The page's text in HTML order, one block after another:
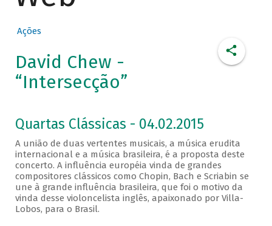
Ações
David Chew -
“Intersecção”
Quartas Clássicas - 04.02.2015
A união de duas vertentes musicais, a música erudita
internacional e a música brasileira, é a proposta deste
concerto. A influência européia vinda de grandes
compositores clássicos como Chopin, Bach e Scriabin se
une à grande influência brasileira, que foi o motivo da
vinda desse violoncelista inglês, apaixonado por Villa-
Lobos, para o Brasil.